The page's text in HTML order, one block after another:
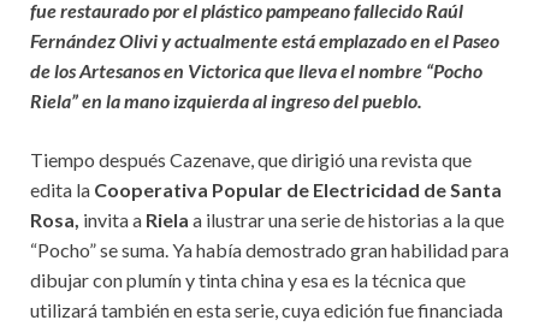
fue restaurado por el plástico pampeano fallecido Raúl
Fernández Olivi y actualmente está emplazado en el Paseo
de los Artesanos en Victorica que lleva el nombre “Pocho
Riela” en la mano izquierda al ingreso del pueblo.
Tiempo después Cazenave, que dirigió una revista que
edita la Cooperativa Popular de Electricidad de Santa
Rosa, invita a Riela a ilustrar una serie de historias a la que
“Pocho” se suma. Ya había demostrado gran habilidad para
dibujar con plumín y tinta china y esa es la técnica que
utilizará también en esta serie, cuya edición fue financiada